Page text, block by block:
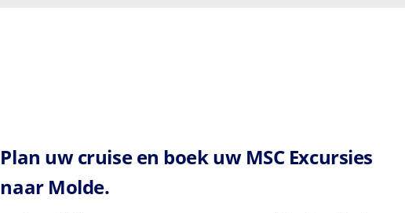
Plan uw cruise en boek uw MSC Excursies
naar Molde.